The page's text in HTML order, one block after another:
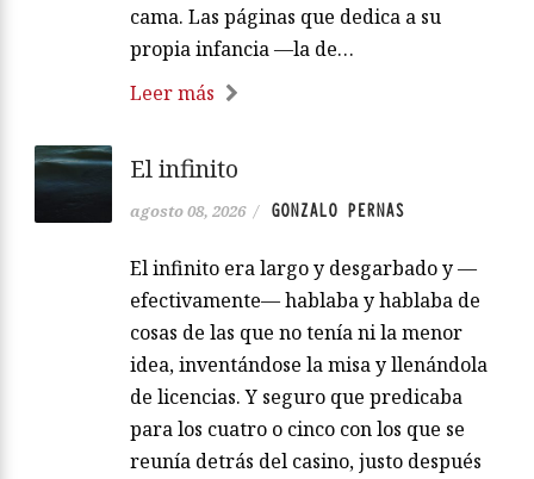
cama. Las páginas que dedica a su
propia infancia —la de…
Leer más
El infinito
agosto 08, 2026 / GONZALO PERNAS
El infinito era largo y desgarbado y —
efectivamente— hablaba y hablaba de
cosas de las que no tenía ni la menor
idea, inventándose la misa y llenándola
de licencias. Y seguro que predicaba
para los cuatro o cinco con los que se
reunía detrás del casino, justo después